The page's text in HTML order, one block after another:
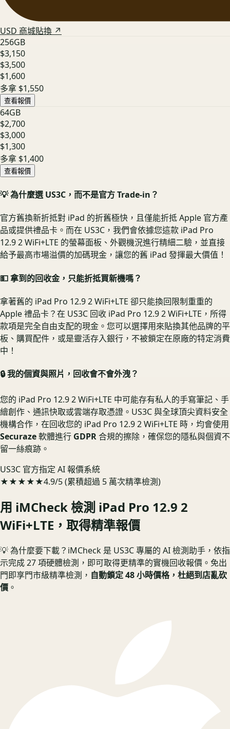
USD 商城貼換 ↗
256GB
$3,150
$3,500
$1,600
多拿 $1,550
查看報價
64GB
$2,700
$3,000
$1,300
多拿 $1,400
查看報價
💡 為什麼選 US3C，而不是官方 Trade-in？
官方舊換新折抵對 iPad 的折舊極快，且僅能折抵 Apple 官方產
品或提供禮品卡。而在 US3C，我們會依據您這款 iPad Pro
12.9 2 WiFi+LTE 的螢幕面板、外觀機況進行精細二驗，並直接
給予最高市場溢價的加碼現金，讓您的舊 iPad 發揮最大價值！
💵 拿到的回收金，只能折抵買新機嗎？
拿著舊的 iPad Pro 12.9 2 WiFi+LTE 卻只能換回限制重重的
Apple 禮品卡？在 US3C 回收 iPad Pro 12.9 2 WiFi+LTE，所得
款項是完全自由支配的現金。您可以選擇用來貼換其他品牌的平
板、購買配件，或是靈活存入銀行，不被鎖定在原廠的特定消費
中！
🔒 我的個資與照片，回收會不會外洩？
您的 iPad Pro 12.9 2 WiFi+LTE 中可能存有私人的手寫筆記、手
繪創作、通訊快取或雲端存取憑證。US3C 與全球頂尖資料安全
機構合作，在回收您的 iPad Pro 12.9 2 WiFi+LTE 時，均會使用
Securaze軟體進行 GDPR合規的擦除，確保您的隱私與個資不
留一絲痕跡。
US3C 官方指定 AI 報價系統
★★★★★4.9/5 (累積超過 5 萬次精準檢測)
用 iMCheck 檢測 iPad Pro 12.9 2
WiFi+LTE ，取得精準報價
💡 為什麼要下載？ iMCheck 是 US3C 專屬的 AI 檢測助手，依指
示完成 27 項硬體檢測，即可取得更精準的實機回收報價。 免出
門即享門市級精準檢測， 自動鎖定 48 小時價格，杜絕到店亂砍
價 。